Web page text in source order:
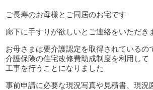
ご長寿のお母様とご同居のお宅です
廊下に手すりが欲しいとご連絡をいただき
お母さまは要介護認定を取得されているの
介護保険の住宅改修費助成制度を利用して
工事を行うことになりました
事前申請に必要な現況写真や見積書、現況